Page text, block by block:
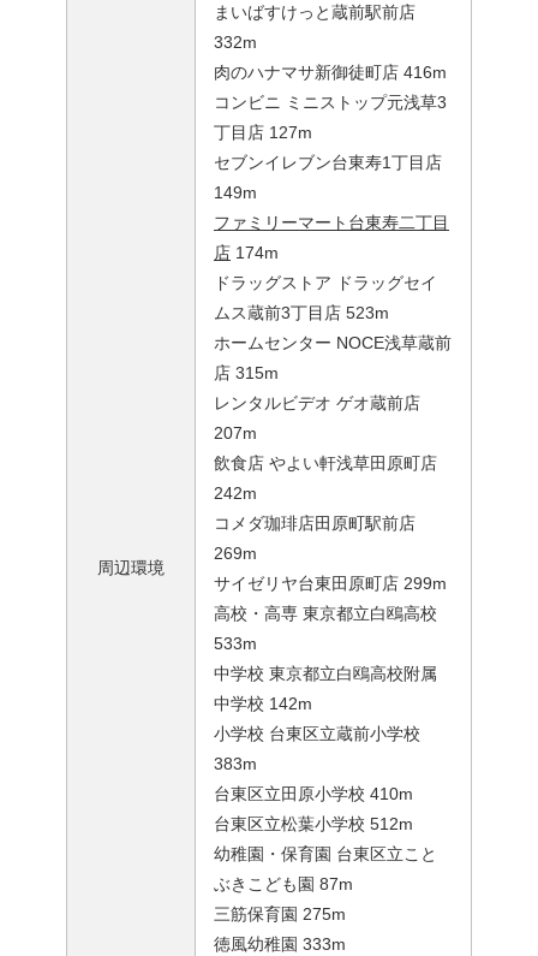
周辺環境
まいばすけっと蔵前駅前店
332m
肉のハナマサ新御徒町店 416m
コンビニ ミニストップ元浅草3
丁目店 127m
セブンイレブン台東寿1丁目店
149m
ファミリーマート台東寿二丁目
店 174m
ドラッグストア ドラッグセイ
ムス蔵前3丁目店 523m
ホームセンター NOCE浅草蔵前
店 315m
レンタルビデオ ゲオ蔵前店
207m
飲食店 やよい軒浅草田原町店
242m
コメダ珈琲店田原町駅前店
269m
サイゼリヤ台東田原町店 299m
高校・高専 東京都立白鴎高校
533m
中学校 東京都立白鴎高校附属
中学校 142m
小学校 台東区立蔵前小学校
383m
台東区立田原小学校 410m
台東区立松葉小学校 512m
幼稚園・保育園 台東区立こと
ぶきこども園 87m
三筋保育園 275m
徳風幼稚園 333m